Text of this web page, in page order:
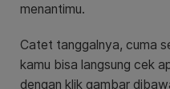
menantimu.
Catet tanggalnya, cuma
kamu bisa langsung cek
dengan klik gambar